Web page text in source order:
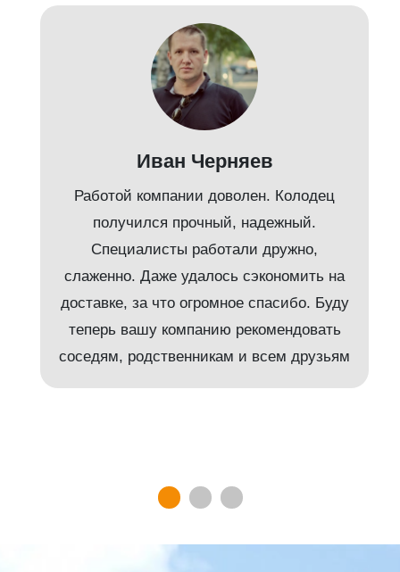
Иван Черняев
Работой компании доволен. Колодец
получился прочный, надежный.
Специалисты работали дружно,
слаженно. Даже удалось сэкономить на
доставке, за что огромное спасибо. Буду
теперь вашу компанию рекомендовать
соседям, родственникам и всем друзьям